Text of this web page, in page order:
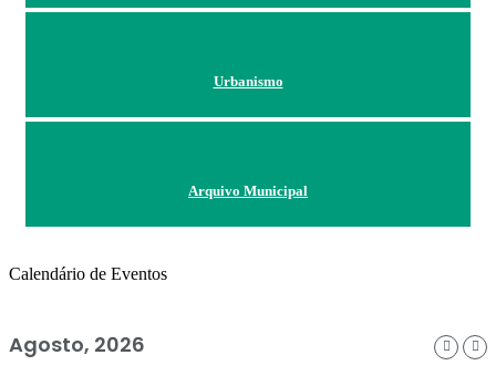
Urbanismo
Arquivo Municipal
Calendário de Eventos
Agosto, 2026